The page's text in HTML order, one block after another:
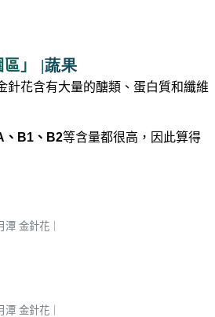
」 |蔬果
針花含有大量的醣類、蛋白質和纖維
、B1、B2等含量都很高，因此算得
潭 金針花
潭 金針花